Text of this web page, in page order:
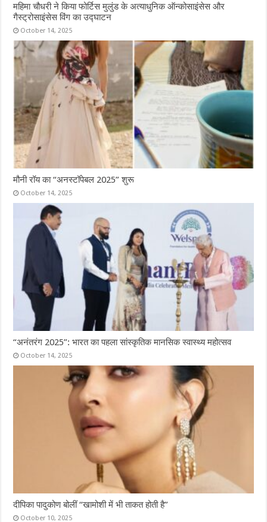
महिमा चौधरी ने किया फोर्टिस मुलुंड के अत्याधुनिक ऑन्कोसाइंसेस और
गैस्ट्रोसाइंसेस विंग का उद्घाटन
October 14, 2025
मौनी रॉय का “अनस्टॉपेबल 2025” शुरू
October 14, 2025
“अनंतरंग 2025”: भारत का पहला सांस्कृतिक मानसिक स्वास्थ्य महोत्सव
October 14, 2025
दीपिका पादुकोण बोलीं “खामोशी में भी ताकत होती है”
October 10, 2025